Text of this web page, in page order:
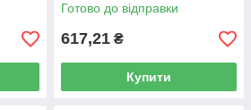
Готово до відправки
617,21 ₴
Купити